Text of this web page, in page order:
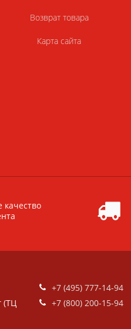
Возврат товара
Карта сайта
качество
(ТЦ
+7 (495) 777-14-94
+7 (800) 200-15-94